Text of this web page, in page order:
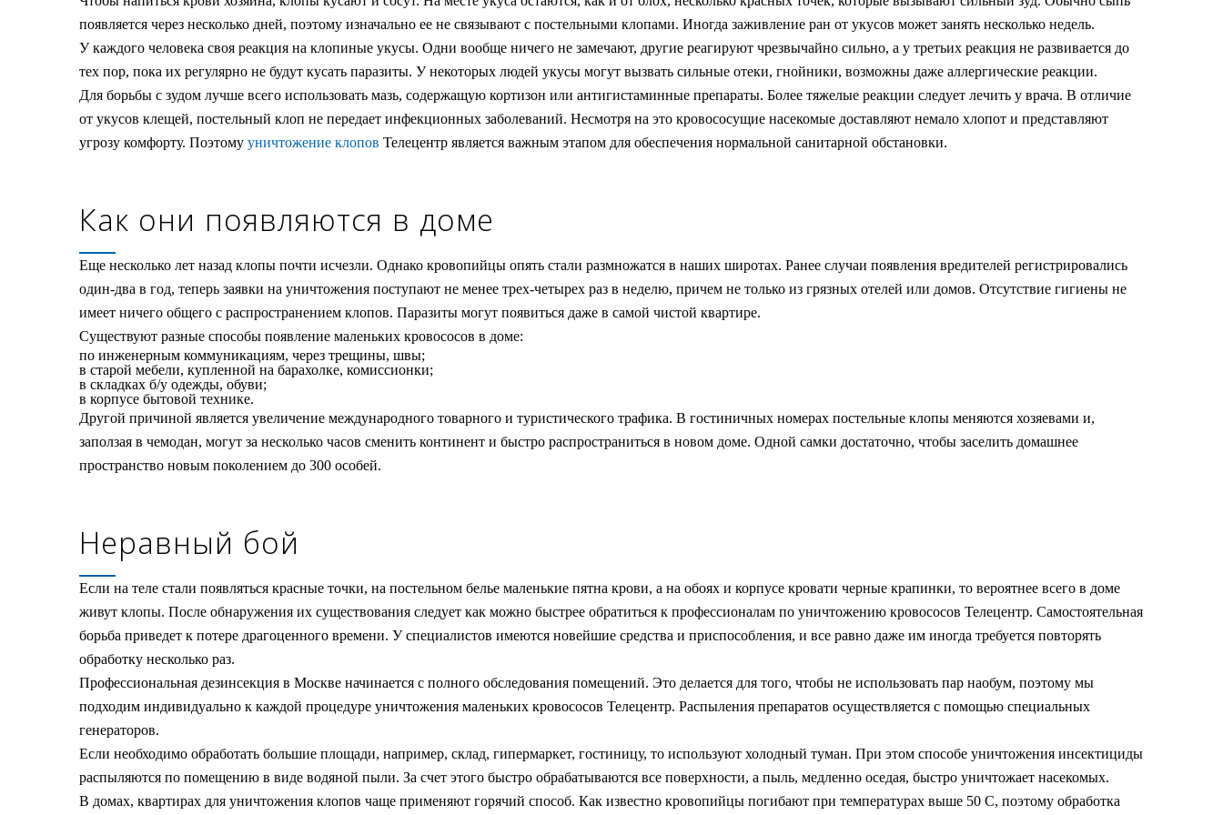
появляется через несколько дней, поэтому изначально ее не связывают с постельными клопами. Иногда заживление ран от укусов может занять несколько недель.
У каждого человека своя реакция на клопиные укусы. Одни вообще ничего не замечают, другие реагируют чрезвычайно сильно, а у третьих реакция не развивается до
тех пор, пока их регулярно не будут кусать паразиты. У некоторых людей укусы могут вызвать сильные отеки, гнойники, возможны даже аллергические реакции.
Для борьбы с зудом лучше всего использовать мазь, содержащую кортизон или антигистаминные препараты. Более тяжелые реакции следует лечить у врача. В отличие
от укусов клещей, постельный клоп не передает инфекционных заболеваний. Несмотря на это кровососущие насекомые доставляют немало хлопот и представляют
угрозу комфорту. Поэтому уничтожение клопов Телецентр является важным этапом для обеспечения нормальной санитарной обстановки.
Как они появляются в доме
Еще несколько лет назад клопы почти исчезли. Однако кровопийцы опять стали размножатся в наших широтах. Ранее случаи появления вредителей регистрировались
один-два в год, теперь заявки на уничтожения поступают не менее трех-четырех раз в неделю, причем не только из грязных отелей или домов. Отсутствие гигиены не
имеет ничего общего с распространением клопов. Паразиты могут появиться даже в самой чистой квартире.
Существуют разные способы появление маленьких кровососов в доме:
по инженерным коммуникациям, через трещины, швы;
в старой мебели, купленной на барахолке, комиссионки;
в складках б/у одежды, обуви;
в корпусе бытовой технике.
Другой причиной является увеличение международного товарного и туристического трафика. В гостиничных номерах постельные клопы меняются хозяевами и,
заползая в чемодан, могут за несколько часов сменить континент и быстро распространиться в новом доме. Одной самки достаточно, чтобы заселить домашнее
пространство новым поколением до 300 особей.
Неравный бой
Если на теле стали появляться красные точки, на постельном белье маленькие пятна крови, а на обоях и корпусе кровати черные крапинки, то вероятнее всего в доме
живут клопы. После обнаружения их существования следует как можно быстрее обратиться к профессионалам по уничтожению кровососов Телецентр. Самостоятельная
борьба приведет к потере драгоценного времени. У специалистов имеются новейшие средства и приспособления, и все равно даже им иногда требуется повторять
обработку несколько раз.
Профессиональная дезинсекция в Москве начинается с полного обследования помещений. Это делается для того, чтобы не использовать пар наобум, поэтому мы
подходим индивидуально к каждой процедуре уничтожения маленьких кровососов Телецентр. Распыления препаратов осуществляется с помощью специальных
генераторов.
Если необходимо обработать большие площади, например, склад, гипермаркет, гостиницу, то используют холодный туман. При этом способе уничтожения инсектициды
распыляются по помещению в виде водяной пыли. За счет этого быстро обрабатываются все поверхности, а пыль, медленно оседая, быстро уничтожает насекомых.
В домах, квартирах для уничтожения клопов чаще применяют горячий способ. Как известно кровопийцы погибают при температурах выше 50 С, поэтому обработка